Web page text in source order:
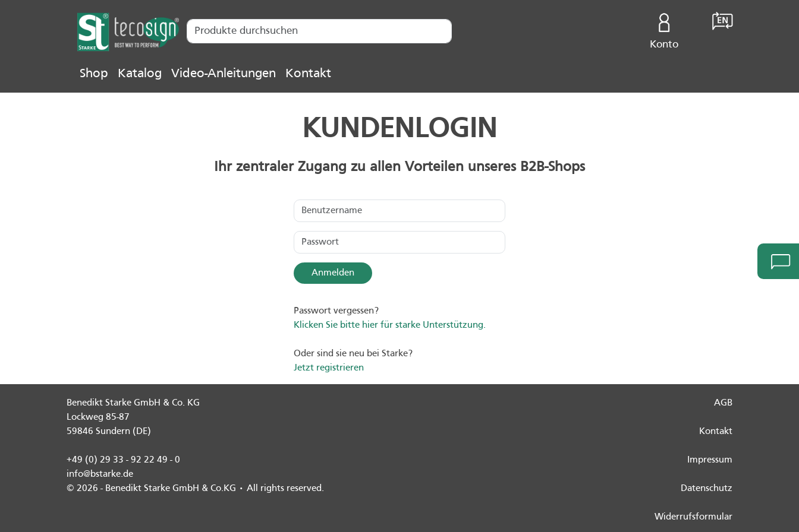
Konto
Shop Katalog Video-Anleitungen Kontakt
KUNDENLOGIN
Ihr zentraler Zugang zu allen Vorteilen unseres B2B-Shops
Passwort vergessen?
Klicken Sie bitte hier für starke Unterstützung.
Oder sind sie neu bei Starke?
Jetzt registrieren
Benedikt Starke GmbH & Co. KG
Lockweg 85-87
59846 Sundern (DE)
+49 (0) 29 33 - 92 22 49 - 0
info@bstarke.de
© 2026 - Benedikt Starke GmbH & Co.KG • All rights reserved.
AGB
Kontakt
Impressum
Datenschutz
Widerrufsformular